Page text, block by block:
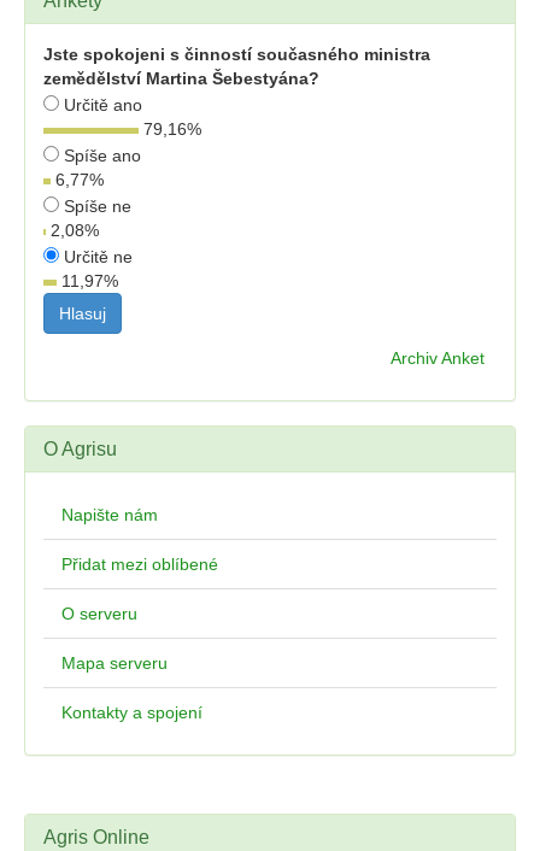
Jste spokojeni s činností současného ministra
zemědělství Martina Šebestyána?
Určitě ano
79,16%
Spíše ano
6,77%
Spíše ne
2,08%
Určitě ne
11,97%
Archiv Anket
O Agrisu
Napište nám
Přidat mezi oblíbené
O serveru
Mapa serveru
Kontakty a spojení
Agris Online